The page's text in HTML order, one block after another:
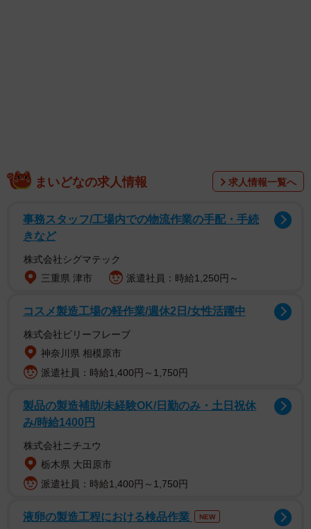
まいどなの求人情報 求人情報一覧へ
事務スタッフ/工場内での物流作業の手配・手続
きなど
株式会社シグマテック
三重県 津市
派遣社員：時給1,250円～
コスメ製造工場の軽作業/週休2日/女性活躍中
株式会社ビリーフレーブ
神奈川県 相模原市
派遣社員：時給1,400円～1,750円
製品の製造補助/未経験OK/日勤のみ・土日祝休
み/時給1400円
株式会社ニチユウ
栃木県 大田原市
派遣社員：時給1,400円～1,750円
液卵の製造工程における検品作業 NEW